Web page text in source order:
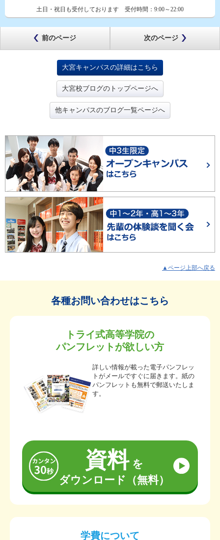
土日・祝日も受付しております 受付時間： 9:00～22:00
前のページ 次のページ
大宮キャンパスの詳細はこちら
大宮校ブログのトップページへ
他キャンパスのブログ一覧ページへ
▲ページ上部へ戻る
各種お問い合わせはこちら
トライ式高等学院の
パンフレットが欲しい方
詳しい情報が載った電子パンフレッ
トがメールですぐに届きます。紙の
パンフレットも無料で郵送いたしま
す。
資料を
ダウンロード（無料）
学費について